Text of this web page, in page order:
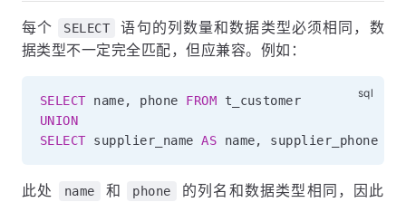
每个 SELECT
语句的列数量和数据类型必须相同，数
据类型不一定完全匹配，但应兼容。例如：
SELECT name, phone FROM
UNION
SELECT supplier_name AS name, supplier_phone
此处 name 和 phone
的列名和数据类型相同，因此